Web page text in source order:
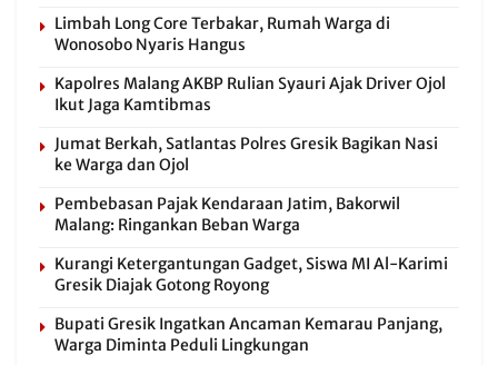
Limbah Long Core Terbakar, Rumah Warga di
Wonosobo Nyaris Hangus
Kapolres Malang AKBP Rulian Syauri Ajak Driver Ojol
Ikut Jaga Kamtibmas
Jumat Berkah, Satlantas Polres Gresik Bagikan Nasi
ke Warga dan Ojol
Pembebasan Pajak Kendaraan Jatim, Bakorwil
Malang: Ringankan Beban Warga
Kurangi Ketergantungan Gadget, Siswa MI Al-Karimi
Gresik Diajak Gotong Royong
Bupati Gresik Ingatkan Ancaman Kemarau Panjang,
Warga Diminta Peduli Lingkungan